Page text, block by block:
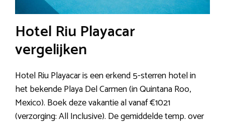
Hotel Riu Playacar
vergelijken
Hotel Riu Playacar is een erkend 5-sterren hotel in
het bekende Playa Del Carmen (in Quintana Roo,
Mexico). Boek deze vakantie al vanaf €1021
(verzorging: All Inclusive). De gemiddelde temp. over